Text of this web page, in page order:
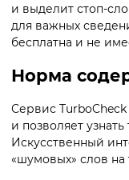
и выделит стоп-
для важных
бесплатна и не
Норма
Сервис TurboCheck
и позволяет
Искусственный
«шумовых» слов на